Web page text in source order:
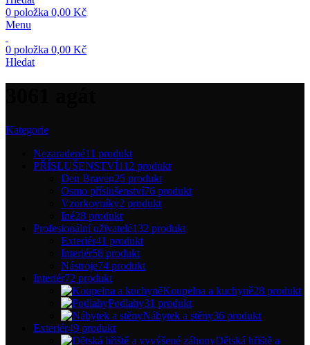
0 položka 0,00 Kč
Menu
0 položka 0,00 Kč
Hledat
Kategorie
Nezaradené11 produkt
PŘÍSLUŠENSTVÍ112 produkt
Den Braven25 produkt
Osmo příslušenství76 produkt
Vzorkovníky2 produkt
Iné28 produkt
Profesionální uživatelé132 produkt
Exteriér41 produkt
Interiér58 produkt
Nástroje74 produkt
Interiér72 produkt
Koupelna a kuchyně28 produkt
Podlahy31 produkt
Nábytek a stěny36 produkt
Exteriér49 produkt
Dětská hřiště a